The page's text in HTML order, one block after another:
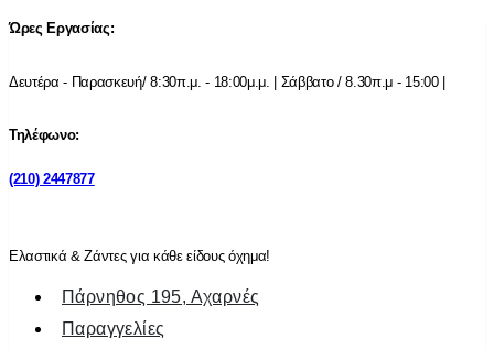
Ώρες Εργασίας:
Δευτέρα - Παρασκευή/ 8:30π.μ. - 18:00μ.μ. | Σάββατο / 8.30π.μ - 15:00 |
Τηλέφωνο:
(210) 2447877
Ελαστικά & Ζάντες για κάθε είδους όχημα!
Πάρνηθος 195, Αχαρνές
Παραγγελίες